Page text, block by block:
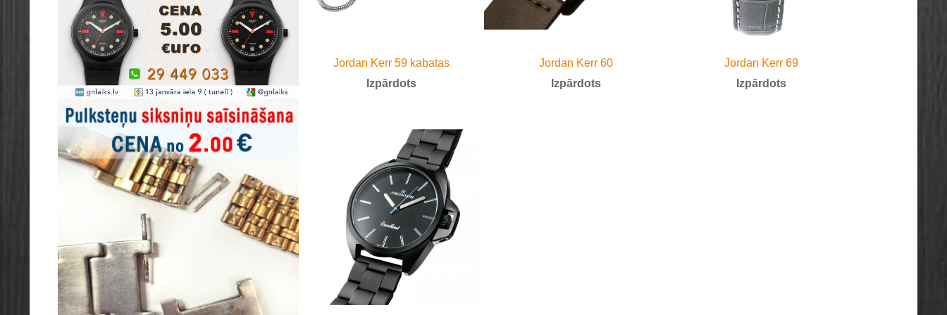
Jordan Kerr 59 kabatas
Izpārdots
Jordan Kerr 60
Izpārdots
Jordan Kerr 69
Izpārdots